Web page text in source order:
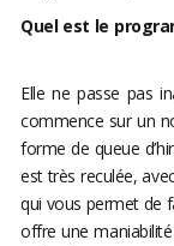
Quel est le
Elle ne passe pas
commence sur un
forme de queue
est très reculée,
qui vous permet de
offre une